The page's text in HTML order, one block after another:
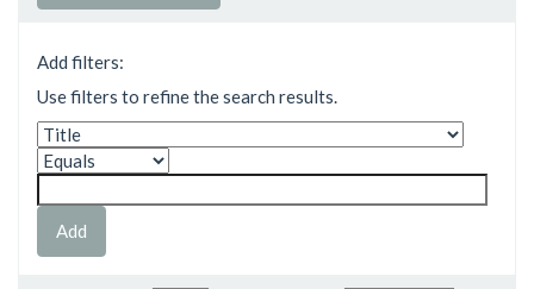
Add filters:
Use filters to refine the search results.